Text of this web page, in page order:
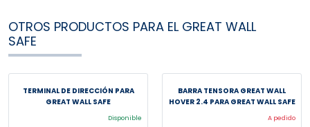
OTROS PRODUCTOS PARA EL GREAT WALL
SAFE
TERMINAL DE DIRECCIÓN PARA
GREAT WALL SAFE
Disponible
BARRA TENSORA GREAT WALL
HOVER 2.4 PARA GREAT WALL SAFE
A pedido